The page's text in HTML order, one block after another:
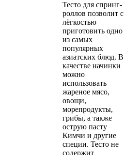
Тесто для спринг-
роллов позволит с
лёгкостью
приготовить одно
из самых
популярных
азиатских блюд. В
качестве начинки
можно
использовать
жареное мясо,
овощи,
морепродукты,
грибы, а также
острую пасту
Кимчи и другие
специи. Тесто не
содержит